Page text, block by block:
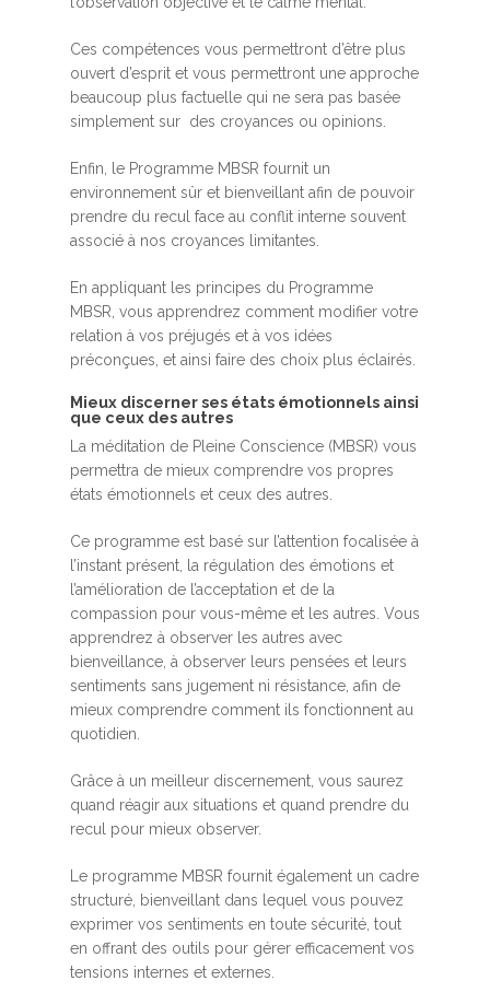
Ces compétences vous permettront d’être plus
ouvert d’esprit et vous permettront une approche
beaucoup plus factuelle qui ne sera pas basée
simplement sur des croyances ou opinions.
Enfin, le Programme MBSR fournit un
environnement sûr et bienveillant afin de pouvoir
prendre du recul face au conflit interne souvent
associé à nos croyances limitantes.
En appliquant les principes du Programme
MBSR, vous apprendrez comment modifier votre
relation à vos préjugés et à vos idées
préconçues, et ainsi faire des choix plus éclairés.
Mieux discerner ses états émotionnels ainsi
que ceux des autres
La méditation de Pleine Conscience (MBSR) vous
permettra de mieux comprendre vos propres
états émotionnels et ceux des autres.
Ce programme est basé sur l’attention focalisée à
l’instant présent, la régulation des émotions et
l’amélioration de l’acceptation et de la
compassion pour vous-même et les autres. Vous
apprendrez à observer les autres avec
bienveillance, à observer leurs pensées et leurs
sentiments sans jugement ni résistance, afin de
mieux comprendre comment ils fonctionnent au
quotidien.
Grâce à un meilleur discernement, vous saurez
quand réagir aux situations et quand prendre du
recul pour mieux observer.
Le programme MBSR fournit également un cadre
structuré, bienveillant dans lequel vous pouvez
exprimer vos sentiments en toute sécurité, tout
en offrant des outils pour gérer efficacement vos
tensions internes et externes.